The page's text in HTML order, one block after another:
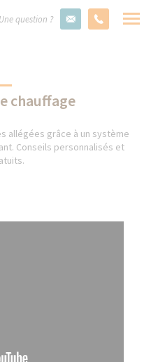
Une question ?
chauffage
allégées grâce à un système
Conseils personnalisés et